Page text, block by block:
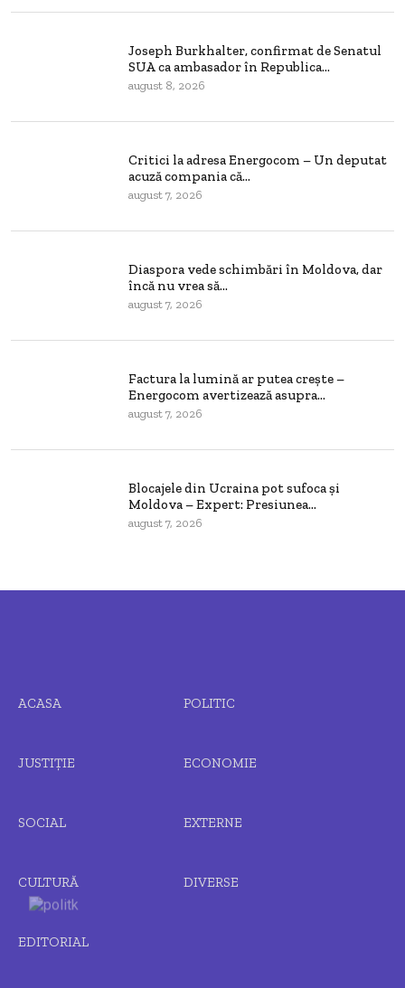
Joseph Burkhalter, confirmat de Senatul
SUA ca ambasador în Republica...
august 8, 2026
Critici la adresa Energocom – Un deputat
acuză compania că...
august 7, 2026
Diaspora vede schimbări în Moldova, dar
încă nu vrea să...
august 7, 2026
Factura la lumină ar putea crește –
Energocom avertizează asupra...
august 7, 2026
Blocajele din Ucraina pot sufoca și
Moldova – Expert: Presiunea...
august 7, 2026
ACASA POLITIC
JUSTIȚIE ECONOMIE
SOCIAL EXTERNE
CULTURĂ DIVERSE
EDITORIAL